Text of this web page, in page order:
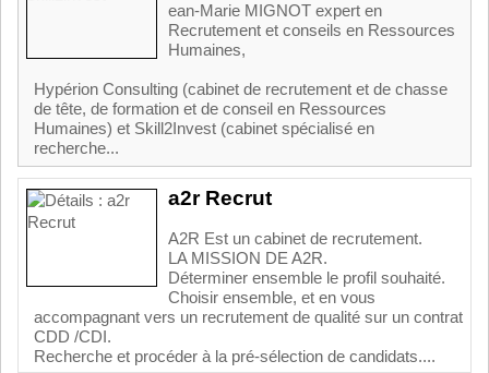
ean-Marie MIGNOT expert en
Recrutement et conseils en Ressources
Humaines,
Hypérion Consulting (cabinet de recrutement et de chasse
de tête, de formation et de conseil en Ressources
Humaines) et Skill2Invest (cabinet spécialisé en
recherche...
a2r Recrut
A2R Est un cabinet de recrutement.
LA MISSION DE A2R.
Déterminer ensemble le profil souhaité.
Choisir ensemble, et en vous
accompagnant vers un recrutement de qualité sur un contrat
CDD /CDI.
Recherche et procéder à la pré-sélection de candidats....